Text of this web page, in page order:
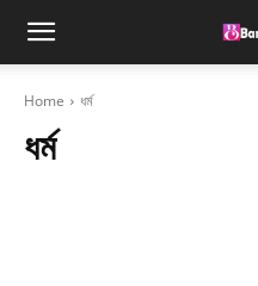
Home ধর্ম
ধর্ম